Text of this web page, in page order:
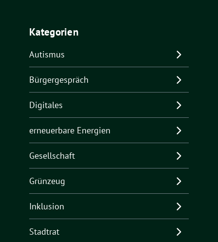
Kategorien
Autismus
Bürgergespräch
Digitales
erneuerbare Energien
Gesellschaft
Grünzeug
Inklusion
Stadtrat